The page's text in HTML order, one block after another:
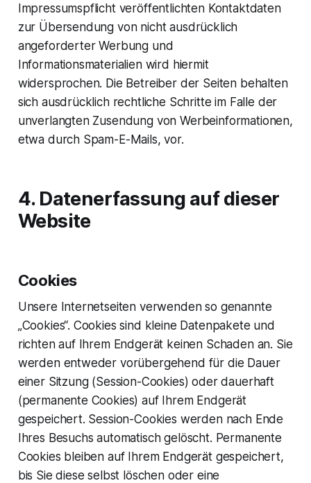
Impressumspflicht veröffentlichten Kontaktdaten
zur Übersendung von nicht ausdrücklich
angeforderter Werbung und
Informationsmaterialien wird hiermit
widersprochen. Die Betreiber der Seiten behalten
sich ausdrücklich rechtliche Schritte im Falle der
unverlangten Zusendung von Werbeinformationen,
etwa durch Spam-E-Mails, vor.
4. Datenerfassung auf dieser
Website
Cookies
Unsere Internetseiten verwenden so genannte
„Cookies“. Cookies sind kleine Datenpakete und
richten auf Ihrem Endgerät keinen Schaden an. Sie
werden entweder vorübergehend für die Dauer
einer Sitzung (Session-Cookies) oder dauerhaft
(permanente Cookies) auf Ihrem Endgerät
gespeichert. Session-Cookies werden nach Ende
Ihres Besuchs automatisch gelöscht. Permanente
Cookies bleiben auf Ihrem Endgerät gespeichert,
bis Sie diese selbst löschen oder eine